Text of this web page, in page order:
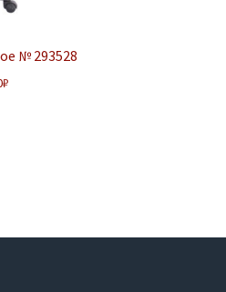
№ 293528
₽